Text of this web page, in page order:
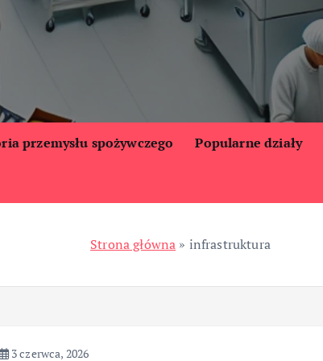
przemysłu spożywczego Popularne działy
Strona główna » infrastruktura
3 czerwca, 2026